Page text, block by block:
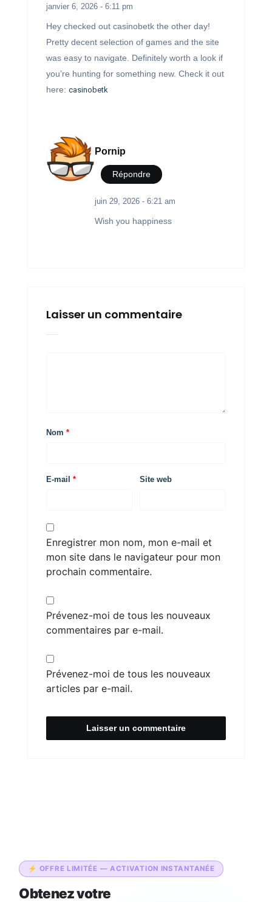
janvier 6, 2026 - 6:11 pm
Hey checked out casinobetk the other day!
Pretty decent selection of games and the site
was easy to navigate. Definitely worth a look if
you’re hunting for something new. Check it out
here: casinobetk
Pornip
Répondre
juin 29, 2026 - 6:21 am
Wish you happiness
Laisser un commentaire
Nom *
E-mail * Site web
Enregistrer mon nom, mon e-mail et
mon site dans le navigateur pour mon
prochain commentaire.
Prévenez-moi de tous les nouveaux
commentaires par e-mail.
Prévenez-moi de tous les nouveaux
articles par e-mail.
⚡ OFFRE LIMITÉE — ACTIVATION INSTANTANÉE
Obtenez votre